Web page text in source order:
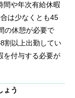
間や年次有給休暇
は少なくとも45
の休憩が必要で
割以上出勤してい
を付与する必要が
ょう